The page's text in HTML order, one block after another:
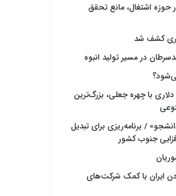
حوزه اشتغال، مانع تحقق
کشف شد
در مسیر تولید انبوه
۲۵ میلیون دلاری با چهره جعلی، بزرگ‌ترین
/ برنامه‌ریزی برای تبدیل
جنوب کشور
ایران با کمک شرکت‌های